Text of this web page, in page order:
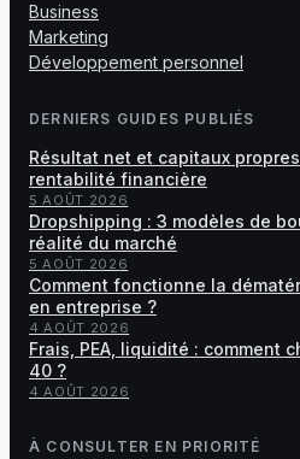
Business
Marketing
Développement personnel
DERNIERS GUIDES PUBLIÉS
Résultat net et capitaux
rentabilité financière
5 AOÛT 2026
Dropshipping : 3 modèles de
réalité du marché
5 AOÛT 2026
Comment fonctionne la
en entreprise ?
4 AOÛT 2026
Frais, PEA, liquidité : comment
40 ?
4 AOÛT 2026
À CONSULTER EN PRIORITÉ